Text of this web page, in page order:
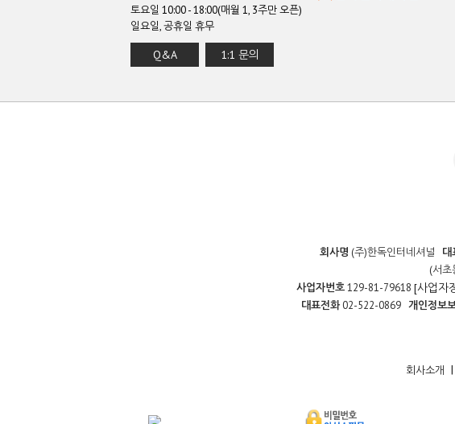
토요일 10:00 - 18:00(매월 1, 3주만 오픈)
일요일, 공휴일 휴무
Q&A 1:1 문의
회사명 (주)한독인터네셔널 대
(서
사업자번호129-81-79618 [사업자
대표전화02-522-0869 개인정보
회사소개 |